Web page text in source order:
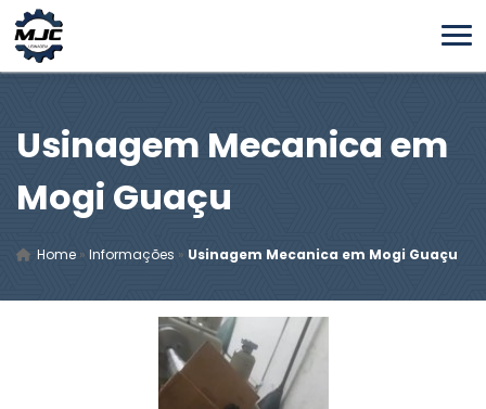
Usinagem Mecanica em
Mogi Guaçu
Home » Informações » Usinagem Mecanica em Mogi Guaçu